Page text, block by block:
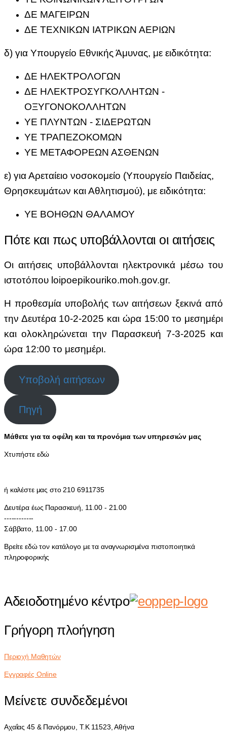
ΔΕ ΜΑΓΕΙΡΩΝ
ΔΕ ΤΕΧΝΙΚΩΝ ΙΑΤΡΙΚΩΝ ΑΕΡΙΩΝ
δ) για Υπουργείο Εθνικής Άμυνας, με ειδικότητα:
ΔΕ ΗΛΕΚΤΡΟΛΟΓΩΝ
ΔΕ ΗΛΕΚΤΡΟΣΥΓΚΟΛΛΗΤΩΝ -
ΟΞΥΓΟΝΟΚΟΛΛΗΤΩΝ
ΥΕ ΠΛΥΝΤΩΝ - ΣΙΔΕΡΩΤΩΝ
ΥΕ ΤΡΑΠΕΖΟΚΟΜΩΝ
ΥΕ ΜΕΤΑΦΟΡΕΩΝ ΑΣΘΕΝΩΝ
ε) για Αρεταίειο νοσοκομείο (Υπουργείο Παιδείας,
Θρησκευμάτων και Αθλητισμού), με ειδικότητα:
ΥΕ ΒΟΗΘΩΝ ΘΑΛΑΜΟΥ
Πότε και πως υποβάλλονται οι αιτήσεις
Οι αιτήσεις υποβάλλονται ηλεκτρονικά μέσω του
ιστοτόπου loipoepikouriko.moh.gov.gr.
Η προθεσμία υποβολής των αιτήσεων ξεκινά από
την Δευτέρα 10-2-2025 και ώρα 15:00 το μεσημέρι
και ολοκληρώνεται την Παρασκευή 7-3-2025 και
ώρα 12:00 το μεσημέρι.
Υποβολή αιτήσεων
Πηγή
Μάθετε για τα οφέλη και τα προνόμια των υπηρεσιών μας
Χτυπήστε εδώ
ή καλέστε μας στο 210 6911735
Δευτέρα έως Παρασκευή, 11.00 - 21.00
------------
Σάββατο, 11.00 - 17.00
Βρείτε εδώ τον κατάλογο με τα αναγνωρισμένα πιστοποιητικά
πληροφορικής
Αδειοδοτημένο κέντρο
Γρήγορη πλοήγηση
Περιοχή Μαθητών
Εγγραφές Online
Μείνετε συνδεδεμένοι
Αχαΐας 45 & Πανόρμου, Τ.Κ 11523, Αθήνα